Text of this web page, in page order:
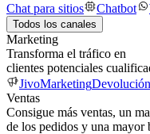
Chat para sitios
Chatbot
Todos los canales
Marketing
Transforma el tráfico en
clientes potenciales
JivoMarketing
Ventas
Consigue más ventas, un
de los pedidos y una mayor